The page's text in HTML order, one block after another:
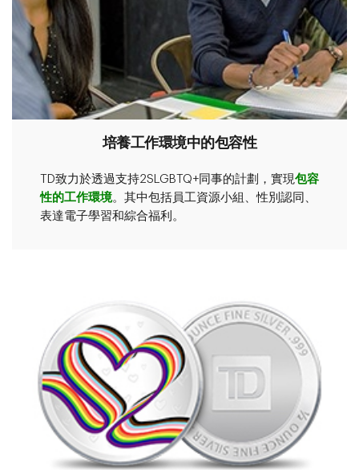
培養工作環境中的包容性
TD致力於透過支持2SLGBTQ+同事的計劃，實現包容
性的工作環境。其中包括員工資源小組、性別認同、
表達電子學習和綜合福利。